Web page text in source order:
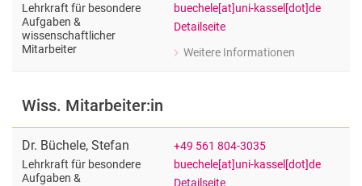
Lehrkraft für besondere
Aufgaben &
wissenschaftlicher
Mitarbeiter
buechele[at]uni-kassel[dot]de
Detailseite
Weitere Informationen
zu Dr. Stefan Büchele
Wiss. Mitarbeiter:in
Dr. Büchele, Stefan
Lehrkraft für besondere
Aufgaben &
+49 561 804-3035
buechele[at]uni-kassel[dot]de
Detailseite